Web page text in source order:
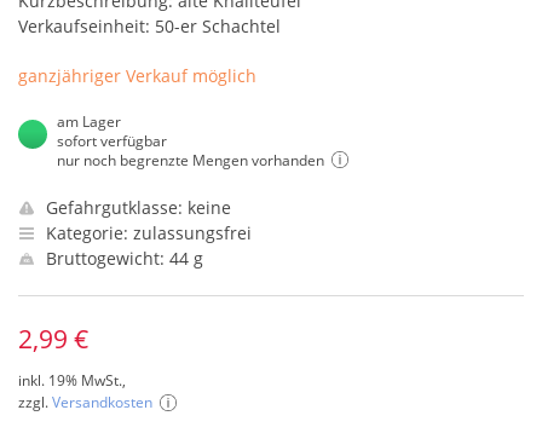
Verkaufseinheit: 50-er Schachtel
ganzjähriger Verkauf möglich
am Lager
sofort verfügbar
nur noch begrenzte Mengen vorhanden
Gefahrgutklasse: keine
Kategorie: zulassungsfrei
Bruttogewicht: 44 g
2,99 €
inkl. 19% MwSt.,
zzgl.Versandkosten